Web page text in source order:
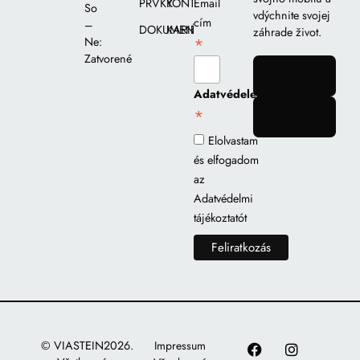
So
–
Ne:
Zatvorené
PRVKY
DOKUMENTY
KONTAKT
KARIÉRA
Email
cím
*
Adatvédelem
*
Elolvastam
és elfogadom
az
Adatvédelmi
tájékoztatót
vdýchnite svojej
záhrade život.
© VIASTEIN2026.
Impressum